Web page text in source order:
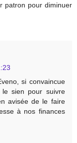
patron pour diminuer
si convaincue
sien pour suivre
avisée de le faire
à nos finances